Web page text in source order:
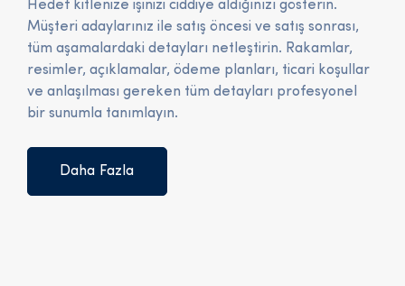
Hedef kitlenize işinizi ciddiye aldığınızı gösterin.
Müşteri adaylarınız ile satış öncesi ve satış sonrası,
tüm aşamalardaki detayları netleştirin. Rakamlar,
resimler, açıklamalar, ödeme planları, ticari koşullar
ve anlaşılması gereken tüm detayları profesyonel
bir sunumla tanımlayın.
Daha Fazla